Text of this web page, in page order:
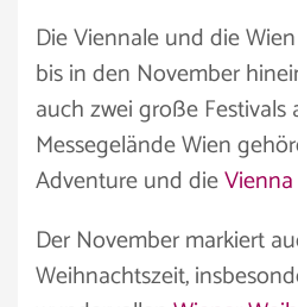
Die Viennale und die
bis in den November
auch zwei große Festivals
Messegelände Wien
Adventure und die
Der November markiert
Weihnachtszeit,